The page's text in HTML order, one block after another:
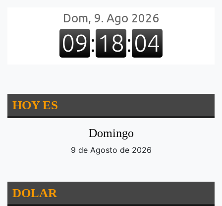
HOY ES
Domingo
9 de Agosto de 2026
DOLAR